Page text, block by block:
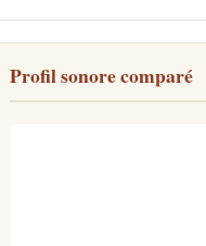
Profil sonore comparé